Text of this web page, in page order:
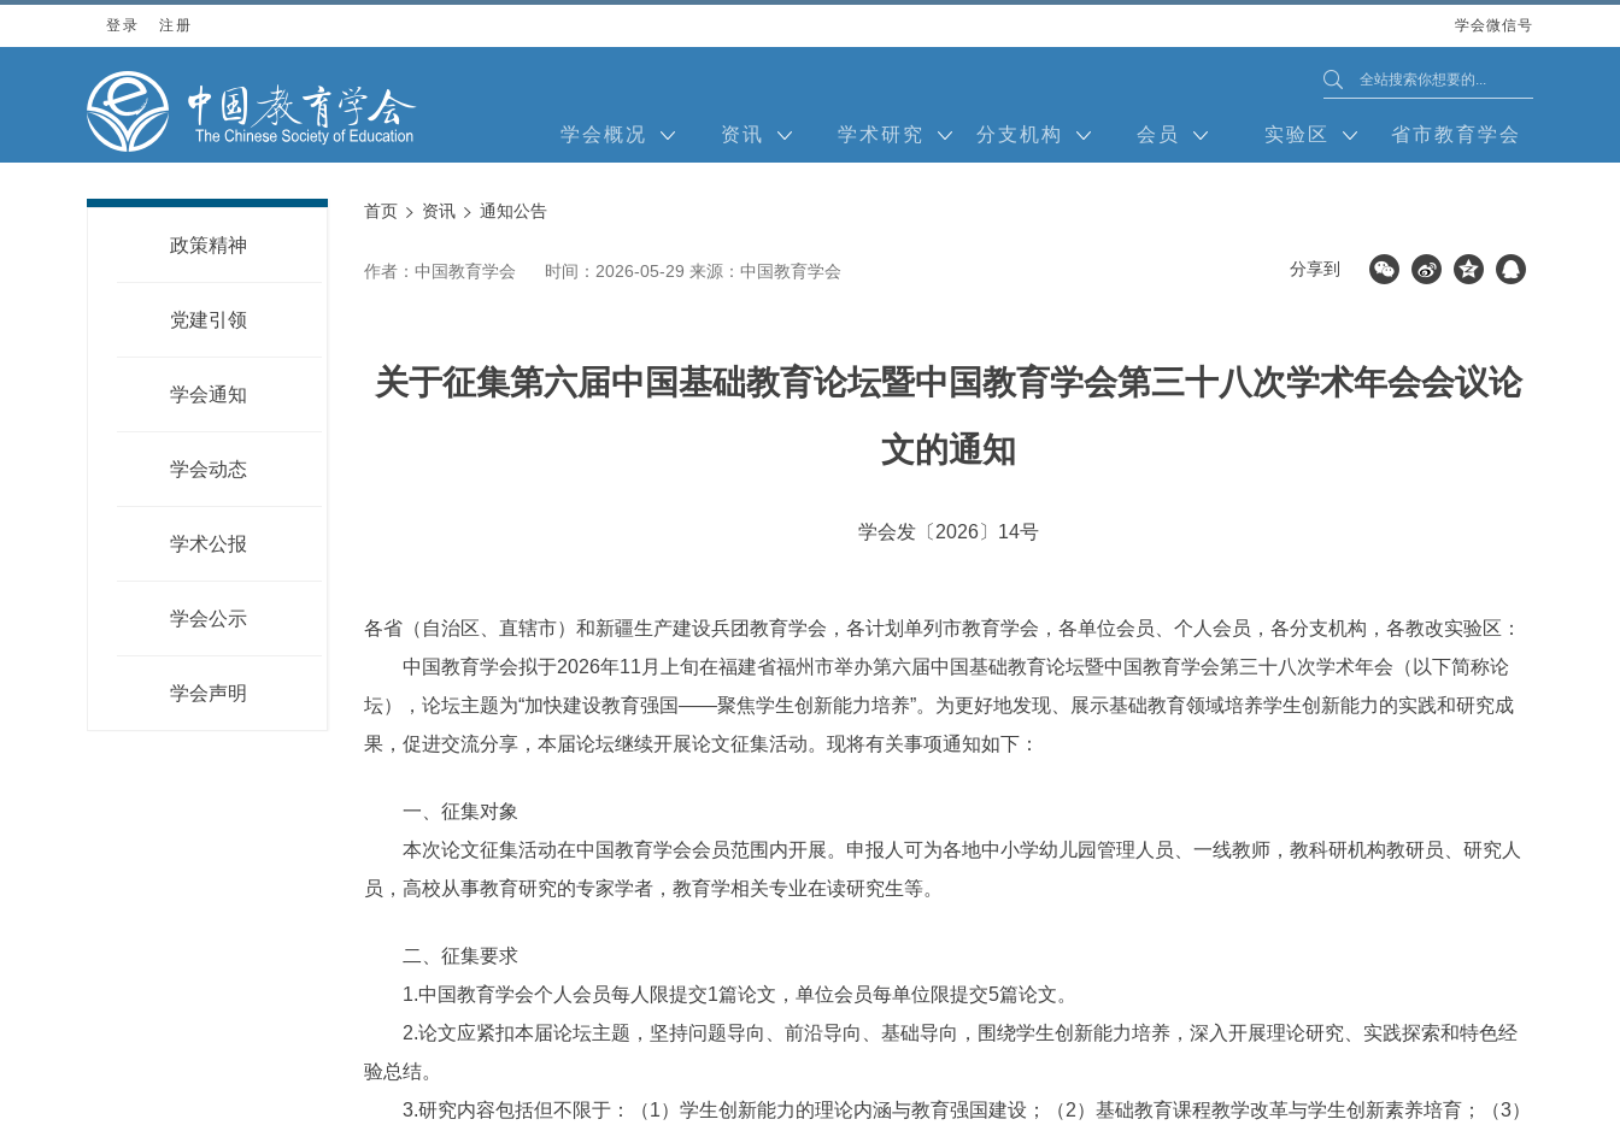
登录 注册 学会微信号
学会概况 资讯 学术研究 分支机构 会员 实验区 省市教育学会
政策精神
党建引领
学会通知
学会动态
学术公报
学会公示
学会声明
首页 资讯 通知公告
分享到
作者：中国教育学会 时间：2026-05-29 来源：中国教育学会
关于征集第六届中国基础教育论坛暨中国教育学会第三十八次学术年会会议论
文的通知
学会发〔2026〕14号
各省（自治区、直辖市）和新疆生产建设兵团教育学会，各计划单列市教育学会，各单位会员、个人会员，各分支机构，各教改实验区：
中国教育学会拟于2026年11月上旬在福建省福州市举办第六届中国基础教育论坛暨中国教育学会第三十八次学术年会（以下简称论
坛），论坛主题为“加快建设教育强国——聚焦学生创新能力培养”。为更好地发现、展示基础教育领域培养学生创新能力的实践和研究成
果，促进交流分享，本届论坛继续开展论文征集活动。现将有关事项通知如下：
一、征集对象
本次论文征集活动在中国教育学会会员范围内开展。申报人可为各地中小学幼儿园管理人员、一线教师，教科研机构教研员、研究人
员，高校从事教育研究的专家学者，教育学相关专业在读研究生等。
二、征集要求
1.中国教育学会个人会员每人限提交1篇论文，单位会员每单位限提交5篇论文。
2.论文应紧扣本届论坛主题，坚持问题导向、前沿导向、基础导向，围绕学生创新能力培养，深入开展理论研究、实践探索和特色经
验总结。
3.研究内容包括但不限于：（1）学生创新能力的理论内涵与教育强国建设；（2）基础教育课程教学改革与学生创新素养培育；（3）